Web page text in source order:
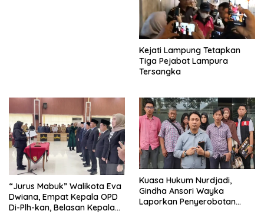
Kejati Lampung Tetapkan
Tiga Pejabat Lampura
Tersangka
“Jurus Mabuk” Walikota Eva
Dwiana, Empat Kepala OPD
Di-Plh-kan, Belasan Kepala
Kuasa Hukum Nurdjadi,
Gindha Ansori Wayka
Laporkan Penyerobotan